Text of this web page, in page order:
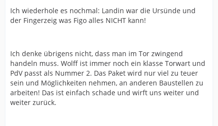
Ich wiederhole es nochmal: Landin war die Ursünde und
der Fingerzeig was Figo alles NICHT kann!
Ich denke übrigens nicht, dass man im Tor zwingend
handeln muss. Wolff ist immer noch ein klasse Torwart und
PdV passt als Nummer 2. Das Paket wird nur viel zu teuer
sein und Möglichkeiten nehmen, an anderen Baustellen zu
arbeiten! Das ist einfach schade und wirft uns weiter und
weiter zurück.